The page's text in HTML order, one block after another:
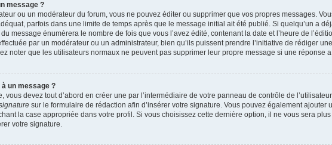
message ?
ou un modérateur du forum, vous ne pouvez éditer ou supprimer que vos propres messages.
parfois dans une limite de temps après que le message initial ait été publié. Si quelqu’un a
message énumèrera le nombre de fois que vous l’avez édité, contenant la date et l’heure de
par un modérateur ou un administrateur, bien qu’ils puissent prendre l’initiative de rédiger
noter que les utilisateurs normaux ne peuvent pas supprimer leur propre message si une réponse
un message ?
vous devez tout d’abord en créer une par l’intermédiaire de votre panneau de contrôle de
sur le formulaire de rédaction afin d’insérer votre signature. Vous pouvez également ajouter
la case appropriée dans votre profil. Si vous choisissez cette dernière option, il ne vous sera
votre signature.